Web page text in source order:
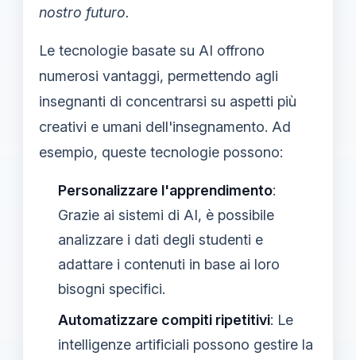
nostro futuro.
Le tecnologie basate su AI offrono
numerosi vantaggi, permettendo agli
insegnanti di concentrarsi su aspetti più
creativi e umani dell'insegnamento. Ad
esempio, queste tecnologie possono:
Personalizzare l'apprendimento:
Grazie ai sistemi di AI, è possibile
analizzare i dati degli studenti e
adattare i contenuti in base ai loro
bisogni specifici.
Automatizzare compiti ripetitivi: Le
intelligenze artificiali possono gestire la